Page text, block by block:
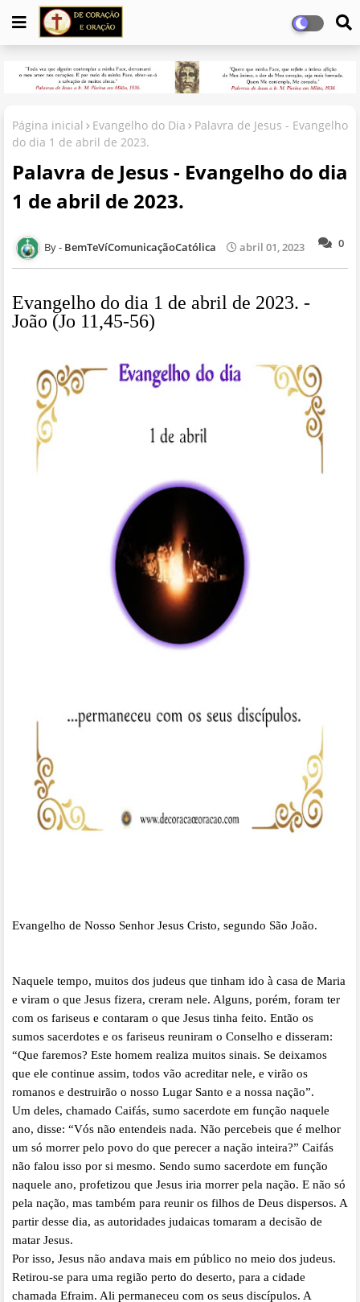
Página inicial Evangelho do Dia
Palavra de Jesus - Evangelho
do dia 1 de abril de 2023.
Palavra de Jesus - Evangelho do dia
1 de abril de 2023.
0
BemTeVíComunicaçãoCatólica abril 01, 2023
Evangelho do dia 1 de abril de 2023. -
João (Jo 11,45-56)
Evangelho de Nosso Senhor Jesus Cristo, segundo São João.
Naquele tempo, muitos dos judeus que tinham ido à casa de Maria
e viram o que Jesus fizera, creram nele. Alguns, porém, foram ter
com os fariseus e contaram o que Jesus tinha feito. Então os
sumos sacerdotes e os fariseus reuniram o Conselho e disseram:
“Que faremos? Este homem realiza muitos sinais. Se deixamos
que ele continue assim, todos vão acreditar nele, e virão os
romanos e destruirão o nosso Lugar Santo e a nossa nação”.
Um deles, chamado Caifás, sumo sacerdote em função naquele
ano, disse: “Vós não entendeis nada. Não percebeis que é melhor
um só morrer pelo povo do que perecer a nação inteira?” Caifás
não falou isso por si mesmo. Sendo sumo sacerdote em função
naquele ano, profetizou que Jesus iria morrer pela nação. E não só
pela nação, mas também para reunir os filhos de Deus dispersos. A
partir desse dia, as autoridades judaicas tomaram a decisão de
matar Jesus.
Por isso, Jesus não andava mais em público no meio dos judeus.
Retirou-se para uma região perto do deserto, para a cidade
chamada Efraim. Ali permaneceu com os seus discípulos. A